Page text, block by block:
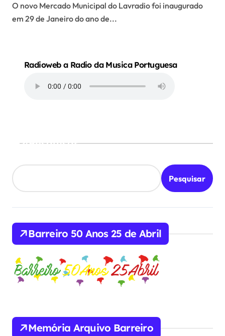
O novo Mercado Municipal do Lavradio foi inaugurado
em 29 de Janeiro do ano de...
Radioweb a Radio da Musica Portuguesa
Pesquisar
Pesquisar
Barreiro 50 Anos 25 de Abril
Memória Arquivo Barreiro